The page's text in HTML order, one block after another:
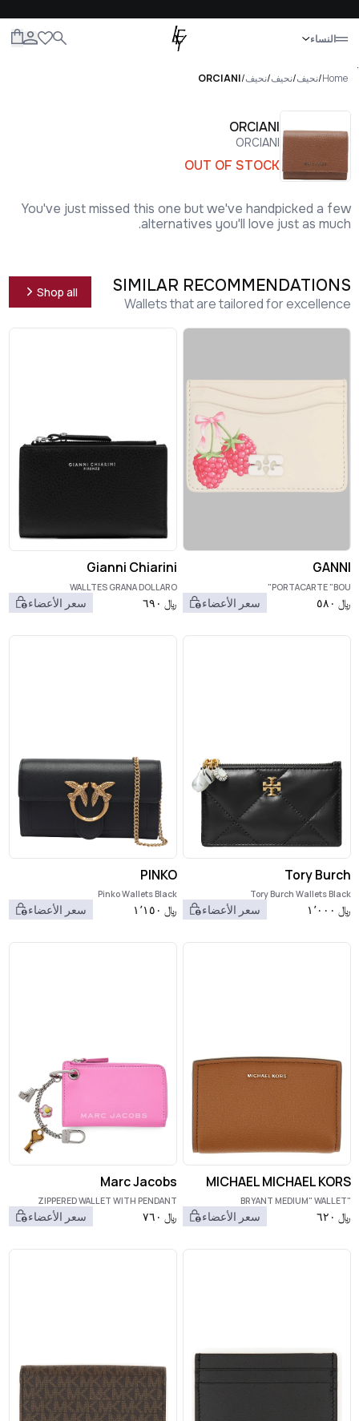
النساء
إغلاق
.
Home
/نحيف/نحيف/نحيف/
ORCIANI
ORCIANI
ORCIANI
OUT OF STOCK
You've just missed this one but we've handpicked a few
alternatives you'll love just as much.
SIMILAR RECOMMENDATIONS
Wallets that are tailored for excellence
Shop all
GANNI
PORTACARTE "BOU"
﷼ ٥٨٠ سعر الأعضاء
Gianni Chiarini
WALLTES GRANA DOLLARO
﷼ ٦٩٠ سعر الأعضاء
Tory Burch
Tory Burch Wallets Black
﷼ ١٬٠٠٠ سعر الأعضاء
PINKO
Pinko Wallets Black
﷼ ١٬١٥٠ سعر الأعضاء
MICHAEL MICHAEL KORS
"BRYANT MEDIUM" WALLET
﷼ ٦٢٠ سعر الأعضاء
Marc Jacobs
ZIPPERED WALLET WITH PENDANT
﷼ ٧٦٠ سعر الأعضاء